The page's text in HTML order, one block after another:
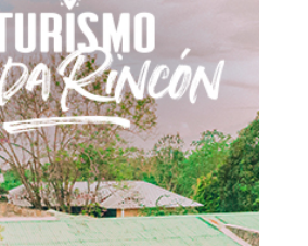
Don't miss
out!
Sing up for our newsletter
to stay in the loop.